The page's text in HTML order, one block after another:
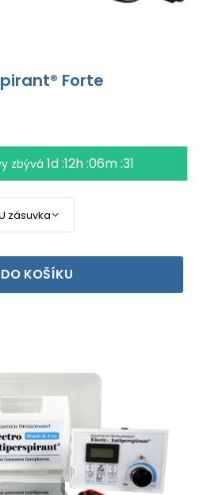
Forte
zbývá 1d :12h :06m :31
DO KOŠÍKU